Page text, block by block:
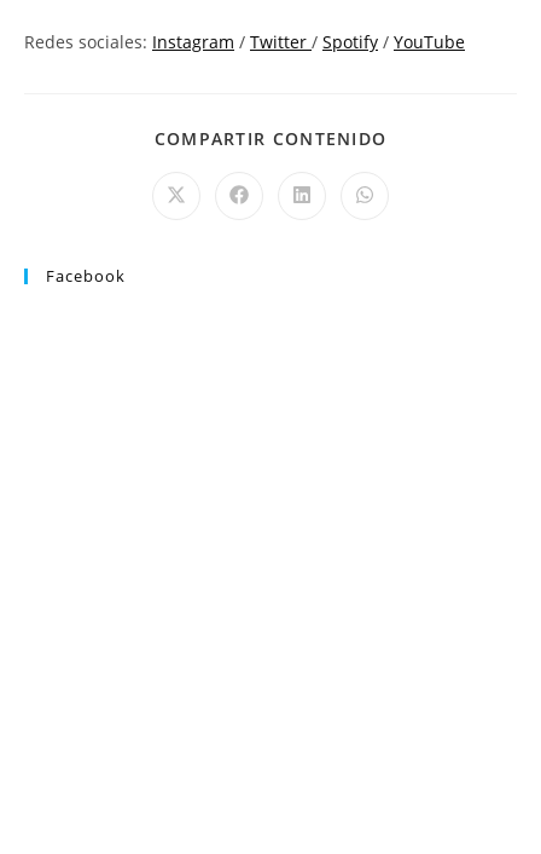
Redes sociales: Instagram / Twitter / Spotify / YouTube
COMPARTIR CONTENIDO
Facebook